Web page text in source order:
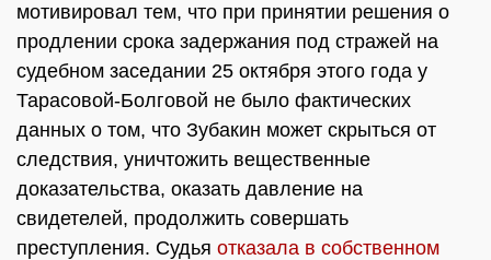
мотивировал тем, что при принятии решения о
продлении срока задержания под стражей на
судебном заседании 25 октября этого года у
Тарасовой-Болговой не было фактических
данных о том, что Зубакин может скрыться от
следствия, уничтожить вещественные
доказательства, оказать давление на
свидетелей, продолжить совершать
преступления. Судья отказала в собственном